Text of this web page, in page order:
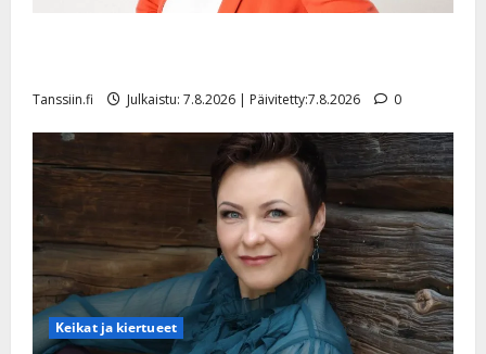
Tanssiin.fi Julkaistu: 7.8.2026 | Päivitetty:7.8.2026 0
Keikat ja kiertueet